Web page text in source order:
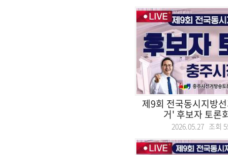
제9회 전국동시지방
거' 후보자 토론
2026.05.27 조회